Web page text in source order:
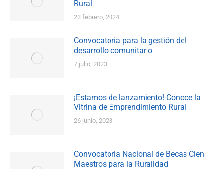
Rural
23 febrero, 2024
Convocatoria para la gestión del
desarrollo comunitario
7 julio, 2023
¡Estamos de lanzamiento! Conoce la
Vitrina de Emprendimiento Rural
26 junio, 2023
Convocatoria Nacional de Becas Cien
Maestros para la Ruralidad